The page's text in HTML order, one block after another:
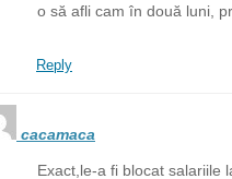
o să afli cam în două luni,
Reply
cacamaca
Exact,le-a fi blocat salariile